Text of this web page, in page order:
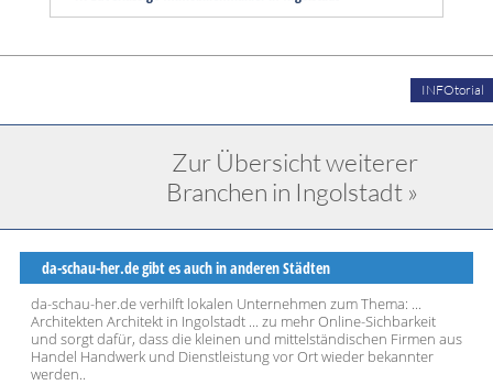
INFOtorial
Zur Übersicht weiterer
Branchen in Ingolstadt »
da-schau-her.de gibt es auch in anderen Städten
da-schau-her.de verhilft lokalen Unternehmen zum Thema: ...
Architekten Architekt in Ingolstadt ... zu mehr Online-Sichbarkeit
und sorgt dafür, dass die kleinen und mittelständischen Firmen aus
Handel Handwerk und Dienstleistung vor Ort wieder bekannter
werden..